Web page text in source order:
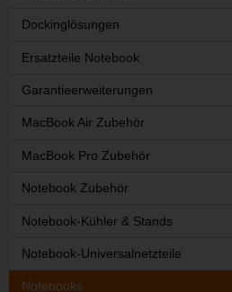
Dockinglösungen
Ersatzteile Notebook
Garantieerweiterungen
MacBook Air Zubehör
MacBook Pro Zubehör
Notebook Zubehör
Notebook-Kühler & Stands
Notebook-Universalnetzteile
Notebooks